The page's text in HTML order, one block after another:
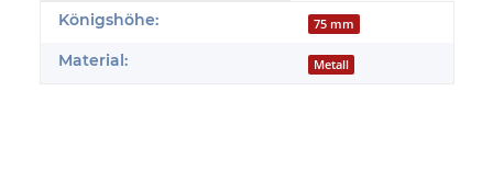
Produkteigenschaft
Wert
Königshöhe: 75 mm
Material: Metall